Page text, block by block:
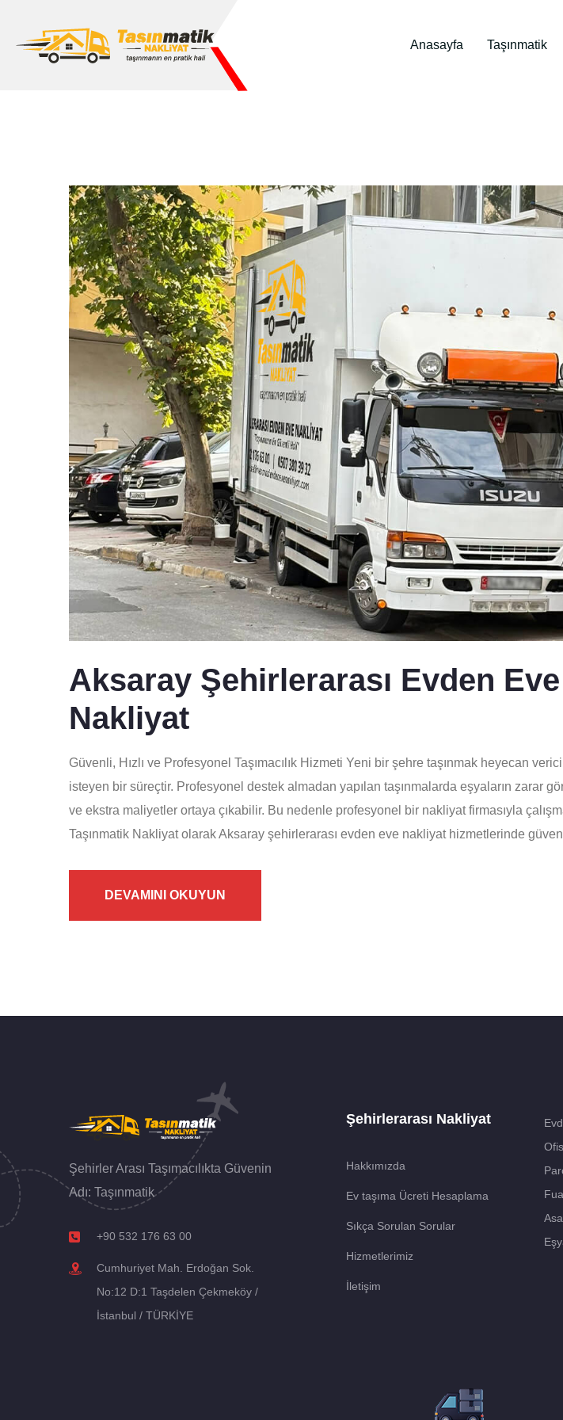
Anasayfa Taşınmatik
Aksaray Şehirlerarası Evden Eve
Nakliyat
Güvenli, Hızlı ve Profesyonel Taşımacılık Hizmeti Yeni bir şehre taşınmak heyecan
isteyen bir süreçtir. Profesyonel destek almadan yapılan taşınmalarda eşyaların zarar
ve ekstra maliyetler ortaya çıkabilir. Bu nedenle profesyonel bir nakliyat firmasıyla
Taşınmatik Nakliyat olarak Aksaray şehirlerarası evden eve nakliyat hizmetlerinde
DEVAMINI OKUYUN
Şehirler Arası Taşımacılıkta Güvenin
Adı: Taşınmatik
+90 532 176 63 00
Cumhuriyet Mah. Erdoğan Sok.
No:12 D:1 Taşdelen Çekmeköy /
İstanbul / TÜRKİYE
Şehirlerarası Nakliyat
Hakkımızda
Ev taşıma Ücreti Hesaplama
Sıkça Sorulan Sorular
Hizmetlerimiz
İletişim